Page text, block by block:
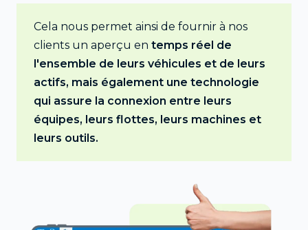
Cela nous permet ainsi de fournir à nos
clients un aperçu en temps réel de
l'ensemble de leurs véhicules et de leurs
actifs, mais également une technologie
qui assure la connexion entre leurs
équipes, leurs flottes, leurs machines et
leurs outils.